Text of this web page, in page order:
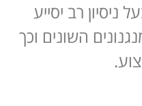
ניסיון רב יסייע
השונים וכך